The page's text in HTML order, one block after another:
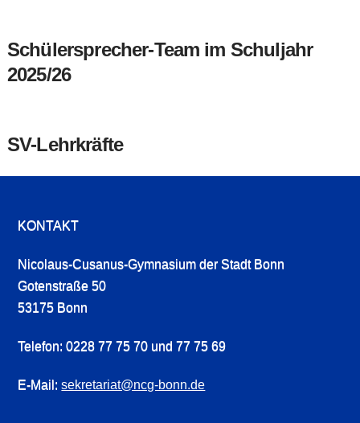
Schülersprecher-Team im Schuljahr
2025/26
SV-Lehrkräfte
KONTAKT
Nicolaus-Cusanus-Gymnasium der Stadt Bonn
Gotenstraße 50
53175 Bonn
Telefon: 0228 77 75 70 und 77 75 69
E-Mail:sekretariat@ncg-bonn.de